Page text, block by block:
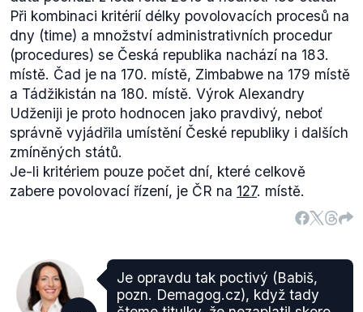
Při kombinaci kritérií délky povolovacích procesů na
dny (time) a množství administrativních procedur
(procedures) se Česká republika nachází na 183.
místě. Čad je na 170. místě, Zimbabwe na 179 místě
a Tádžikistán na 180. místě. Výrok Alexandry
Udženiji je proto hodnocen jako pravdivý, neboť
správně vyjádřila umístění České republiky i dalších
zmíněných států.
Je-li kritériem pouze počet dní, které celkově
zabere povolovací řízení, je ČR na 127. místě.
Je opravdu tak poctivý (Babiš,
pozn. Demagog.cz), když tady